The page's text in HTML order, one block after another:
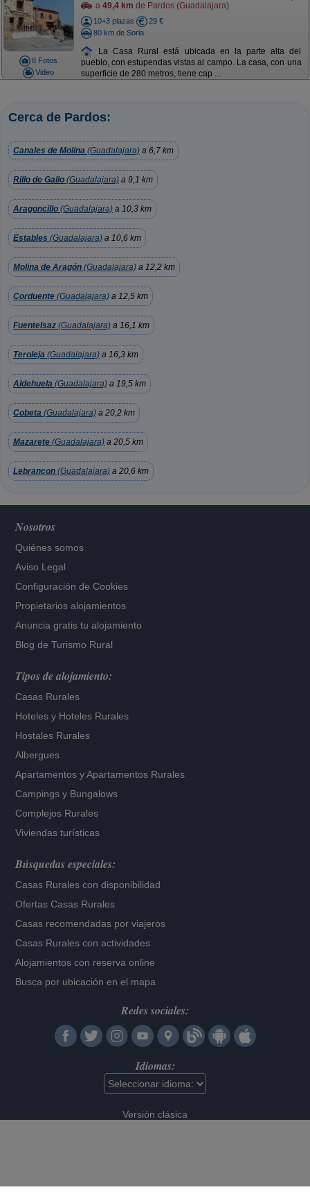
8 Fotos
Video
a 49,4 km de Pardos (Guadalajara)
10+3 plazas
29 €
80 km de Soria
La Casa Rural está ubicada en la parte alta del
pueblo, con estupendas vistas al campo. La casa, con una
superficie de 280 metros, tiene cap ...
Cerca de Pardos:
Canales de Molina (Guadalajara) a 6,7 km
Rillo de Gallo (Guadalajara) a 9,1 km
Aragoncillo (Guadalajara) a 10,3 km
Estables (Guadalajara) a 10,6 km
Molina de Aragón (Guadalajara) a 12,2 km
Corduente (Guadalajara) a 12,5 km
Fuentelsaz (Guadalajara) a 16,1 km
Teroleja (Guadalajara) a 16,3 km
Aldehuela (Guadalajara) a 19,5 km
Cobeta (Guadalajara) a 20,2 km
Mazarete (Guadalajara) a 20,5 km
Lebrancon (Guadalajara) a 20,6 km
Nosotros
Quiénes somos
Aviso Legal
Configuración de Cookies
Propietarios alojamientos
Anuncia gratis tu alojamiento
Blog de Turismo Rural
Tipos de alojamiento:
Casas Rurales
Hoteles y Hoteles Rurales
Hostales Rurales
Albergues
Apartamentos yApartamentos Rurales
Campings y Bungalows
Complejos Rurales
Viviendas turísticas
Búsquedas especiales:
Casas Rurales con disponibilidad
Ofertas Casas Rurales
Casas recomendadas por viajeros
Casas Rurales con actividades
Alojamientos con reserva online
Busca por ubicación en el mapa
Redes sociales:
Idiomas:
Versión clásica